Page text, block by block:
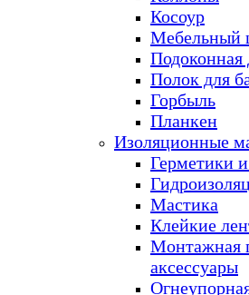
Косоур
Мебельный
Подоконная
Полок для
Горбыль
Планкен
Изоляционные
Герметики
Мастика
Клейкие
Монтажная
аксессуары